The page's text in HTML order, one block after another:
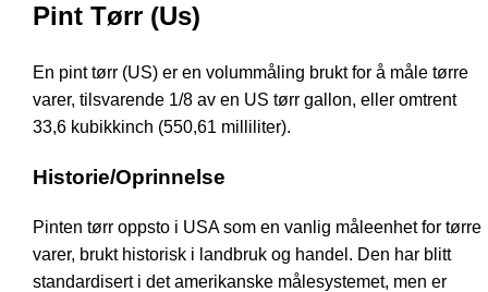
Pint Tørr (Us)
En pint tørr (US) er en volummåling brukt for å måle tørre
varer, tilsvarende 1/8 av en US tørr gallon, eller omtrent
33,6 kubikkinch (550,61 milliliter).
Historie/Oprinnelse
Pinten tørr oppsto i USA som en vanlig måleenhet for tørre
varer, brukt historisk i landbruk og handel. Den har blitt
standardisert i det amerikanske målesystemet, men er